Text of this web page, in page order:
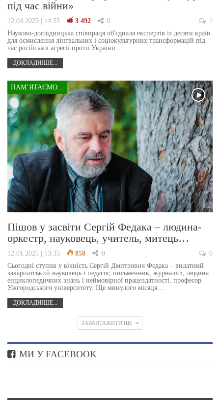
під час війни»
12.04.2025 | 14:55 3 492 0
1
Науково-дослідницька співпраця об'єднала експертів із десяти країн
для осмислення лінгвальних і соціокультурних трансформацій під
час російської агресії проти України
ДОКЛАДНІШЕ...
ПАМ’ЯТАЄМО...
Пішов у засвіти Сергій Федака – людина-
оркестр, науковець, учитель, митець…
12.01.2025 | 13:35 858 0
0
Сьогодні ступив у вічність Сергій Дмитрович Федака – видатний
закарпатський науковець і педагог, письменник, журналіст, людина
енциклопедичних знань і неймовірної працездатності, професор
Ужгородського університету. Ще минулого місяця…
ДОКЛАДНІШЕ...
ЗАВАНТАЖИТИ ЩЕ
МИ У FACEBOOK